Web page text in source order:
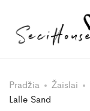
Pradžia Žaislai
Lalle Sand